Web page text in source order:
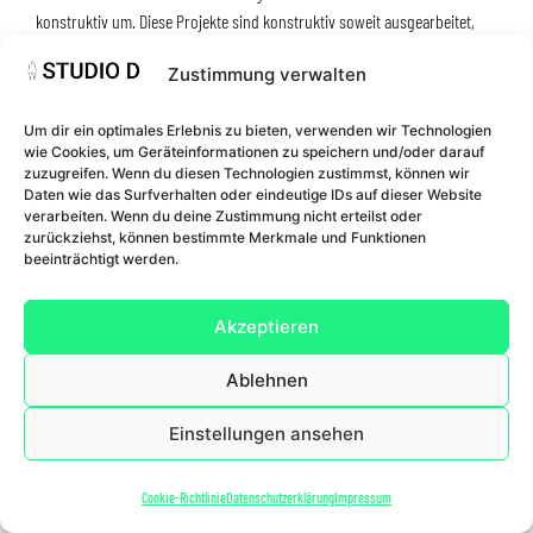
Zustimmung verwalten
Um dir ein optimales Erlebnis zu bieten, verwenden wir Technologien
wie Cookies, um Geräteinformationen zu speichern und/oder darauf
zuzugreifen. Wenn du diesen Technologien zustimmst, können wir
Daten wie das Surfverhalten oder eindeutige IDs auf dieser Website
verarbeiten. Wenn du deine Zustimmung nicht erteilst oder
zurückziehst, können bestimmte Merkmale und Funktionen
beeinträchtigt werden.
Akzeptieren
Ablehnen
Einstellungen ansehen
Cookie-RichtlinieDatenschutzerklärungImpressum
konstruktiv um. Diese Projekte sind konstruktiv soweit ausgearbeitet,
Impressum Datenschutz Cookie-Richtlinie
© 2026 StudioD I Hamburg